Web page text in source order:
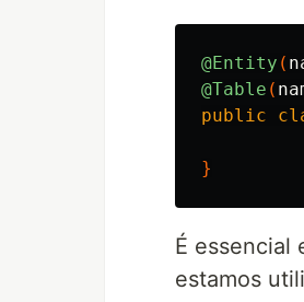
@Entity (
@Table (
public
}
É essencial
estamos